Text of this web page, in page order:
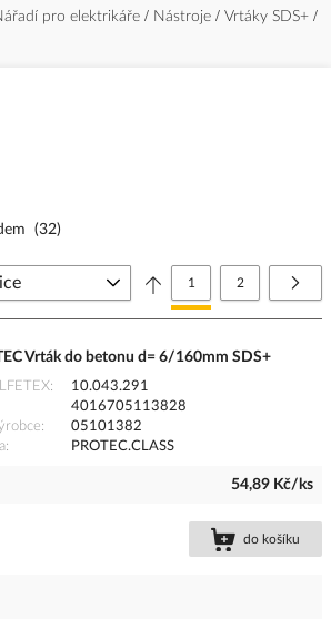
pro elektrikáře Nástroje
Vrtáky SDS+
(32)
Stránka
Právě si prohlížíte
1 Stránka
2
Vrták do betonu d= 6/160mm SDS+
10.043.291
4016705113828
05101382
PROTEC.CLASS
54,89 Kč/ks
do košíku